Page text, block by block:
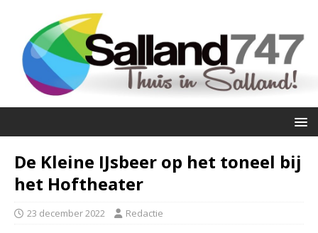
De Kleine IJsbeer op het toneel bij
het Hoftheater
23 december 2022 Redactie